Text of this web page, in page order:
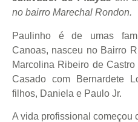
no bairro Marechal Rondon.
Paulinho é de umas
Canoas, nasceu no Bairro
Marcolina Ribeiro de
Casado com Bernardete
filhos, Daniela e Paulo Jr.
A vida profissional começou